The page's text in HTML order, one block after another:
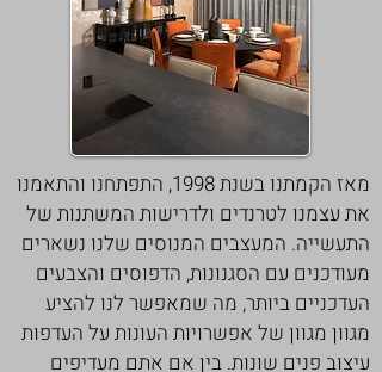
מאז הקמתנו בשנת 1998, התפתחנו והתאמנו
את עצמנו לטרנדים ולדרישות המשתנות של
התעשייה. המעצבים המנוסים שלנו נשארים
מעודכנים עם הסגנונות, הדפוסים והצבעים
העדכניים ביותר, מה שמאפשר לנו להציע
מגוון מגוון של אפשרויות העונות על העדפות
עיצוב פנים שונות. בין אם אתם מעדיפים